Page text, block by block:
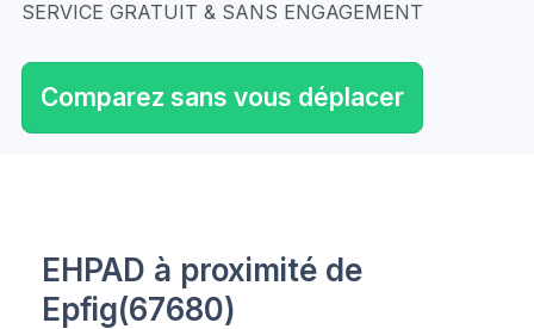
SERVICE GRATUIT & SANS ENGAGEMENT
Comparez sans vous déplacer
EHPAD à proximité de
Epfig(67680)